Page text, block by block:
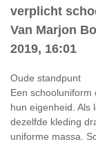
verplicht
Van Marjon
2019, 16:01
Oude standpunt
Een schooluniform
hun eigenheid. Als
dezelfde kleding
uniforme massa.